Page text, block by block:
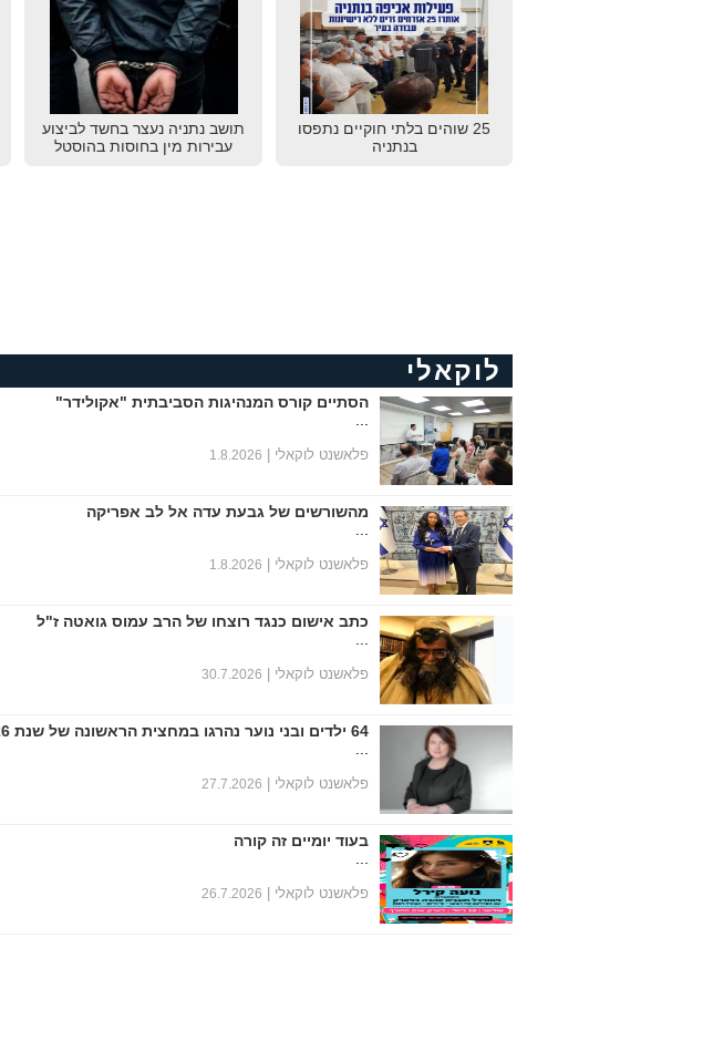
25 שוהים בלתי חוקיים נתפסו
בנתניה
תושב נתניה נעצר בחשד לביצוע
עבירות מין בחוסות בהוסטל
לוקאלי
הסתיים קורס המנהיגות הסביבתית "אקולידר"
פלאשנט לוקאלי | 1.8.2026
מהשורשים של גבעת עדה אל לב אפריקה
פלאשנט לוקאלי | 1.8.2026
כתב אישום כנגד רוצחו של הרב עמוס גואטה ז"ל
פלאשנט לוקאלי | 30.7.2026
64 ילדים ובני נוער נהרגו במחצית הראשונה של שנת 2026
פלאשנט לוקאלי | 27.7.2026
בעוד יומיים זה קורה
פלאשנט לוקאלי | 26.7.2026